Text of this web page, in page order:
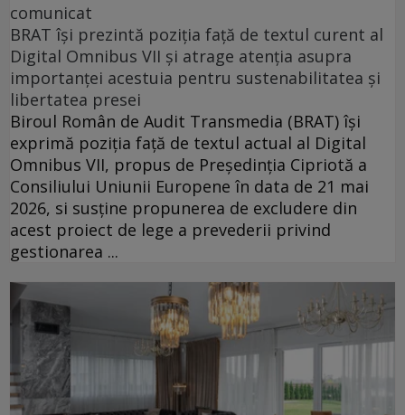
comunicat
BRAT își prezintă poziția față de textul curent al
Digital Omnibus VII și atrage atenția asupra
importanței acestuia pentru sustenabilitatea și
libertatea presei
Biroul Român de Audit Transmedia (BRAT) își
exprimă poziția față de textul actual al Digital
Omnibus VII, propus de Președinția Cipriotă a
Consiliului Uniunii Europene în data de 21 mai
2026, si susține propunerea de excludere din
acest proiect de lege a prevederii privind
gestionarea ...